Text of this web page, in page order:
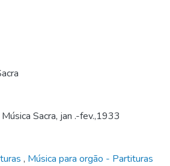
Sacra, jan .-fev.,1933
, Música para orgão - Partituras